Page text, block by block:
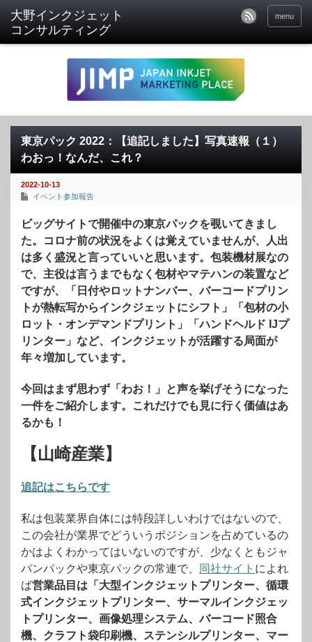
menu
東京パック 2022：【追記しました】写真速報（１）
わおっ！なんだ、これ？
2022-10-13
イベント参加報告
ビッグサイトで開催中の東京パックを覗いてきまし
た。コロナ前の状況をよくは覚えていませんが、人出
は多く盛況と言っていいと思います。包装機材展なの
で、主役は言うまでもなく包材やマテハンの装置など
ですが、「日付やロットナンバー、バーコードプリン
トが熱転写からインクジェットにシフト」「包材の小
ロット・オンデマンドプリント」「ハンドヘルド IJプ
リンター」など、インクジェットが活躍する局面が
年々増加しています。
今回はまず思わず「わお！」と声を挙げそうになった
一件をご紹介します。これだけでも見に行く価値はあ
るかも！
【山崎産業】
追記はこちらです
私は包装業界自体には特段詳しいわけではないので、
この会社が業界でどういうポジションを占めているの
かはよくわかってはいないのですが、少なくともジャ
パンパックや東京パックの常連で、
同社サイト によれ
ば営業品目は「大型インクジェットプリンター、循環
式インクジェットプリンター、サーマルインクジェッ
トプリンター、画像処理システム、バーコード照合
機、クラフト袋印刷機、ステンシルプリンター、マー